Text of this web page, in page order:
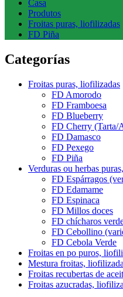
Casa
Produtos
Froitas puras, liofilizadas
FD Piña
Categorías
Froitas puras, liofilizadas
FD Amorodo
FD Framboesa
FD Blueberry
FD Cherry (Tarta/
FD Damasco
FD Pexego
FD Piña
Verduras ou herbas
FD Espárragos
FD Edamame
FD Espinaca
FD Millos doces
FD chícharos
FD Cebollino
FD Cebola Verde
Froitas en po puros,
Mestura froitas,
Froitas recubertas de
Froitas azucradas,